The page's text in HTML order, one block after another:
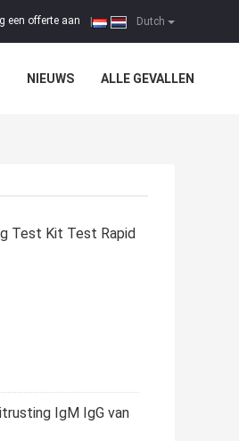
Dutch
een offerte aan
NIEUWS ALLE GEVALLEN
Test Kit Test Rapid
IgM IgG van